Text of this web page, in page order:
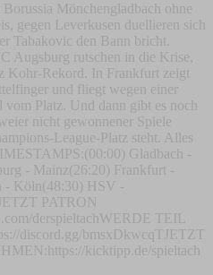
Mönchengladbach ohne
gegen Leverkusen duellieren sich
Tabakovic den Bann bricht.
Augsburg rutschen in die Krise,
Kohr-Rekord. In Frankfurt zeigt
und fliegt wegen einer
vom Platz. Und dann gibt es noch
nicht gewonnener Spiele
League-Platz steht. Alles
Gladbach -
- Mainz(26:20) Frankfurt -
- Köln(48:30) HSV -
PATRON
derspieltach⁠⁠⁠⁠⁠⁠⁠⁠⁠⁠⁠⁠⁠⁠⁠⁠⁠WERDE TEIL
discord.gg/bmsxDkwcqT⁠⁠⁠⁠⁠⁠⁠⁠⁠⁠⁠⁠⁠⁠⁠⁠⁠⁠⁠JETZT
kicktipp.de/spieltach